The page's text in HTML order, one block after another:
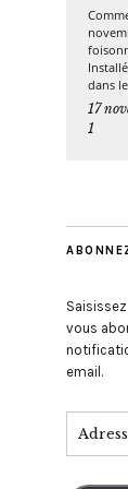
dans
17
1
vous
email.